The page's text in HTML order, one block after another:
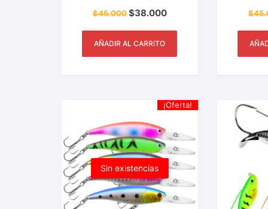
Sabaleta, Trucha, Black
$45.000$38.000
AÑADIR AL CARRITO
$
Sin existencias
¡Oferta!